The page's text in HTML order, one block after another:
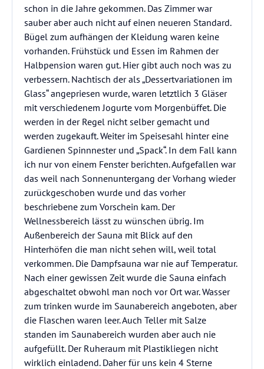
schon in die Jahre gekommen. Das Zimmer war
sauber aber auch nicht auf einen neueren Standard.
Bügel zum aufhängen der Kleidung waren keine
vorhanden. Frühstück und Essen im Rahmen der
Halbpension waren gut. Hier gibt auch noch was zu
verbessern. Nachtisch der als „Dessertvariationen im
Glass“ angepriesen wurde, waren letztlich 3 Gläser
mit verschiedenem Jogurte vom Morgenbüffet. Die
werden in der Regel nicht selber gemacht und
werden zugekauft. Weiter im Speisesahl hinter eine
Gardienen Spinnnester und „Spack“. In dem Fall kann
ich nur von einem Fenster berichten. Aufgefallen war
das weil nach Sonnenuntergang der Vorhang wieder
zurückgeschoben wurde und das vorher
beschriebene zum Vorschein kam. Der
Wellnessbereich lässt zu wünschen übrig. Im
Außenbereich der Sauna mit Blick auf den
Hinterhöfen die man nicht sehen will, weil total
verkommen. Die Dampfsauna war nie auf Temperatur.
Nach einer gewissen Zeit wurde die Sauna einfach
abgeschaltet obwohl man noch vor Ort war. Wasser
zum trinken wurde im Saunabereich angeboten, aber
die Flaschen waren leer. Auch Teller mit Salze
standen im Saunabereich wurden aber auch nie
aufgefüllt. Der Ruheraum mit Plastikliegen nicht
wirklich einladend. Daher für uns kein 4 Sterne